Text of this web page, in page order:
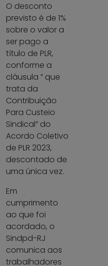
O desconto
previsto é de 1%
sobre o valor a
ser pago a
título de PLR,
conforme a
cláusula ” que
trata da
Contribuição
Para Custeio
Sindical” do
Acordo Coletivo
de PLR 2023,
descontado de
uma única vez.
Em
cumprimento
ao que foi
acordado, o
Sindpd-RJ
comunica aos
trabalhadores